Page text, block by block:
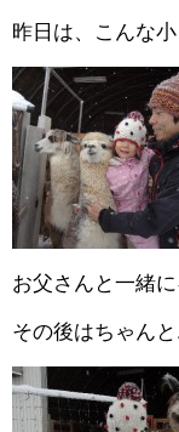
昨日は、こんな
お父さんと一緒
その後はちゃん